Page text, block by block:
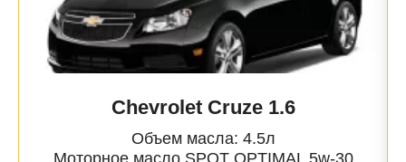
Chevrolet Cruze 1.6
Объем масла: 4.5л
Моторное масло SPOT OPTIMAL 5w-30